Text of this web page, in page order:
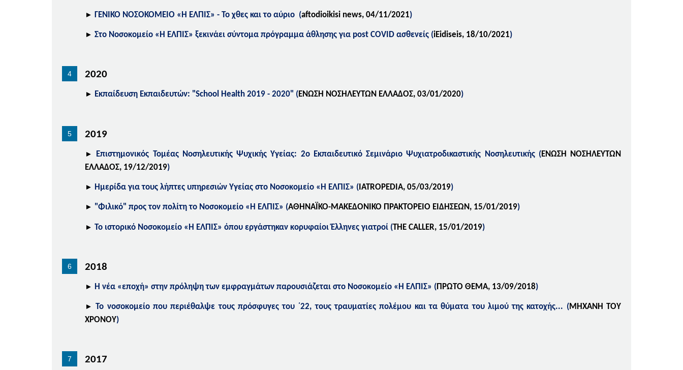
► ΓΕΝΙΚΟ ΝΟΣΟΚΟΜΕΙΟ «Η ΕΛΠΙΣ» - Το χθες και το αύριο (aftodioikisi news, 04/11/2021)
► Στο Νοσοκομείο «Η ΕΛΠΙΣ» ξεκινάει σύντομα πρόγραμμα άθλησης για post COVID ασθενείς (iEidiseis, 18/10/2021)
2020
► Εκπαίδευση Εκπαιδευτών: "School Health 2019 - 2020" ( ΕΝΩΣΗ ΝΟΣΗΛΕΥΤΩΝ ΕΛΛΑΔΟΣ, 03/01/2020)
2019
► Επιστημονικός Τομέας Νοσηλευτικής Ψυχικής Υγείας: 2ο Εκπαιδευτικό Σεμινάριο Ψυχιατροδικαστικής Νοσηλευτικής ( ΕΝΩΣΗ ΝΟΣΗΛΕΥΤΩΝ
ΕΛΛΑΔΟΣ, 19/12/2019)
► Ημερίδα για τους λήπτες υπηρεσιών Υγείας στο Νοσοκομείο «Η ΕΛΠΙΣ» ( IATROPEDIA, 05/03/2019)
► "Φιλικό" προς τον πολίτη το Νοσοκομείο «Η ΕΛΠΙΣ» (ΑΘΗΝΑΪΚΟ-ΜΑΚΕΔΟΝΙΚΟ ΠΡΑΚΤΟΡΕΙΟ ΕΙΔΗΣΕΩΝ, 15/01/2019)
► Το ιστορικό Νοσοκομείο «Η ΕΛΠΙΣ» όπου εργάστηκαν κορυφαίοι Έλληνες γιατροί (THE CALLER, 15/01/2019)
2018
► Η νέα «εποχή» στην πρόληψη των εμφραγμάτων παρουσιάζεται στο Νοσοκομείο «Η ΕΛΠΙΣ» ( ΠΡΩΤΟ ΘΕΜΑ, 13/09/2018)
►Το νοσοκομείο που περιέθαλψε τους πρόσφυγες του ΄22, τους τραυματίες πολέμου και τα θύματα του λιμού της κατοχής... ( ΜΗΧΑΝΗ ΤΟΥ
ΧΡΟΝΟΥ)
2017